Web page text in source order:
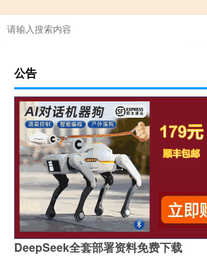
公告
DeepSeek全套部署资料免费下载